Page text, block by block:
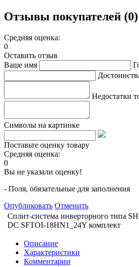
Отзывы покупателей (0)
Средняя оценка:
0
Оставить отзыв
Ваше имя
Недостатки
Символы на картинке
Поставьте оценку товару
Средняя оценка:
0
Вы не указали оценку!
- Поля, обязательные для заполнения
Опубликовать Отменить
Сплит-система инверторного типа
DC SFTOI-18HN1_24Y комплект
Описание
Характеристики
Комментарии